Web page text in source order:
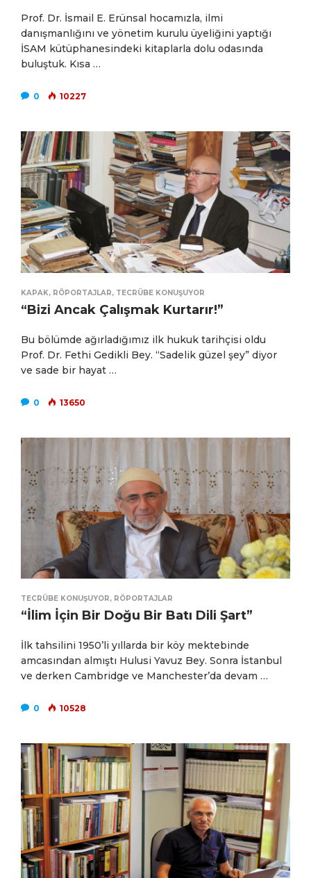
Prof. Dr. İsmail E. Erünsal hocamızla, ilmi
danışmanlığını ve yönetim kurulu üyeliğini yaptığı
İSAM kütüphanesindeki kitaplarla dolu odasında
buluştuk. Kısa …
0 10227
KAPAK, RÖPORTAJLAR, TECRÜBE KONUŞUYOR
“Bizi Ancak Çalışmak Kurtarır!”
Bu bölümde ağırladığımız ilk hukuk tarihçisi oldu
Prof. Dr. Fethi Gedikli Bey. “Sadelik güzel şey” diyor
ve sade bir hayat …
0 13650
TECRÜBE KONUŞUYOR, RÖPORTAJLAR
“İlim İçin Bir Doğu Bir Batı Dili Şart”
İlk tahsilini 1950’li yıllarda bir köy mektebinde
amcasından almıştı Hulusi Yavuz Bey. Sonra İstanbul
ve derken Cambridge ve Manchester’da devam …
0 10528